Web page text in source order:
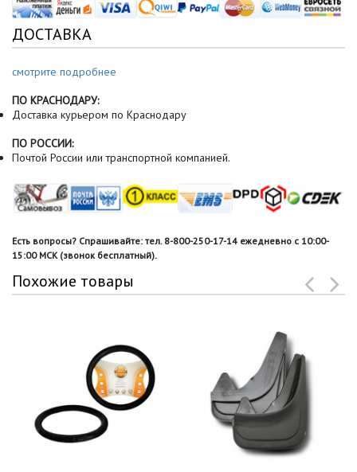
ДОСТАВКА
смотрите подробнее
ПО КРАСНОДАРУ:
Доставка курьером по Краснодару
ПО РОССИИ:
Почтой России или транспортной компанией.
Есть вопросы? Спрашивайте: тел. 8-800-250-17-14 ежедневно с 10:00-
15:00 МСК (звонок бесплатный).
Похожие товары